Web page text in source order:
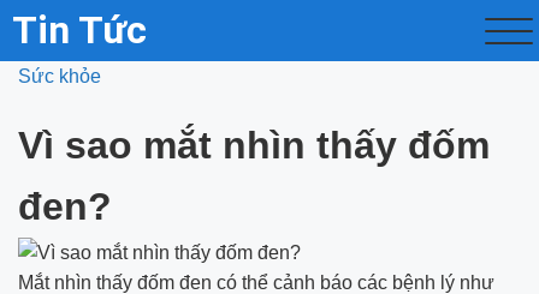
Tin Tức
Sức khỏe
Vì sao mắt nhìn thấy đốm
đen?
Mắt nhìn thấy đốm đen có thể cảnh báo các bệnh lý như